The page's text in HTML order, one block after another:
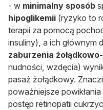
- w minimalny sposób
hipoglikemii (ryzyko to
terapii za pomocą
insuliny), a ich głównym
zaburzenia
nudności, wzdęcia)
pasaż żołądkowy.
poważniejsze
postęp retinopatii